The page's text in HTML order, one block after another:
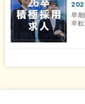
早
卒